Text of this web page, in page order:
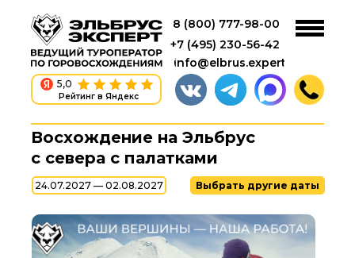
info@elbrus.expert
+7 (495) 230-56-42
8 (800) 777-98-00
5,0
Рейтинг в Яндекс
Восхождение на Эльбрус
с севера с палатками
24.07.2027 — 02.08.2027 Выбрать другие даты